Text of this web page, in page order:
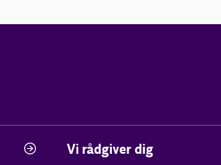
Vi rådgiver dig